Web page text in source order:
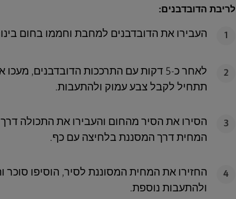
לריבת הדובדבנים:
1 העבירו את הדובדבנים למחבת וחממו בחום
2
תתחיל לקבל צבע עמוק ולהתעבות.
3
הסירו את הסיר מהחום והעבירו את התכולה
המחית דרך המסננת בלחיצה עם כף.
4
החזירו את המחית המסוננת לסיר, הוסיפו סוכר
ולהתעבות נוספת.